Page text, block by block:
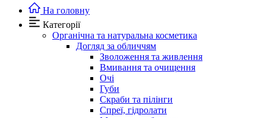
На головну
Категорії
Органічна та натуральна косметика
Догляд за обличчям
Зволоження та живлення
Вмивання та очищення
Очі
Губи
Скраби та пілінги
Спреї, гідролати